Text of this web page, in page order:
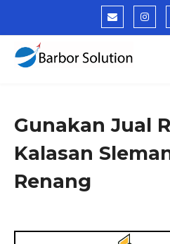
Gunakan Jual
Kalasan
Renang